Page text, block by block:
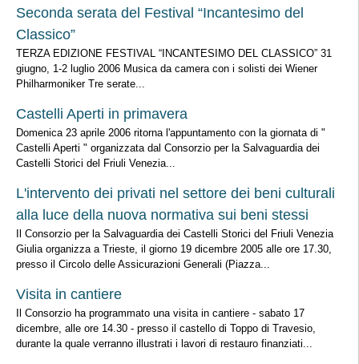
Seconda serata del Festival “Incantesimo del
Classico”
TERZA EDIZIONE FESTIVAL “INCANTESIMO DEL CLASSICO” 31
giugno, 1-2 luglio 2006 Musica da camera con i solisti dei Wiener
Philharmoniker Tre serate...
Castelli Aperti in primavera
Domenica 23 aprile 2006 ritorna l'appuntamento con la giornata di "
Castelli Aperti " organizzata dal Consorzio per la Salvaguardia dei
Castelli Storici del Friuli Venezia...
L'intervento dei privati nel settore dei beni culturali
alla luce della nuova normativa sui beni stessi
Il Consorzio per la Salvaguardia dei Castelli Storici del Friuli Venezia
Giulia organizza a Trieste, il giorno 19 dicembre 2005 alle ore 17.30,
presso il Circolo delle Assicurazioni Generali (Piazza...
Visita in cantiere
Il Consorzio ha programmato una visita in cantiere - sabato 17
dicembre, alle ore 14.30 - presso il castello di Toppo di Travesio,
durante la quale verranno illustrati i lavori di restauro finanziati...